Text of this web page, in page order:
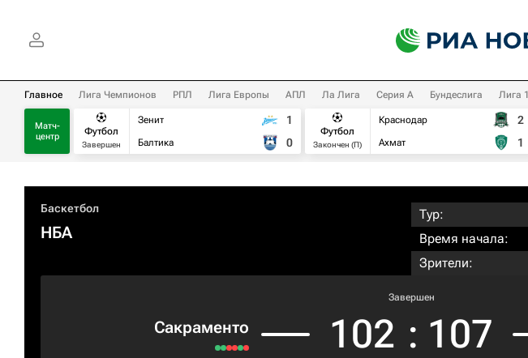
Главное Лига Чемпионов РПЛ Лига Европы АПЛ Ла Лига Серия А Бундеслига Лига 1
Матч-
центр
Футбол
Завершен
Зенит
Балтика
1
0
Футбол
Закончен (П)
Краснодар
Ахмат
2
1
Баскетбол
НБА
Тур:
Время начала:
Зрители:
Сакраменто
Завершен
102 : 107